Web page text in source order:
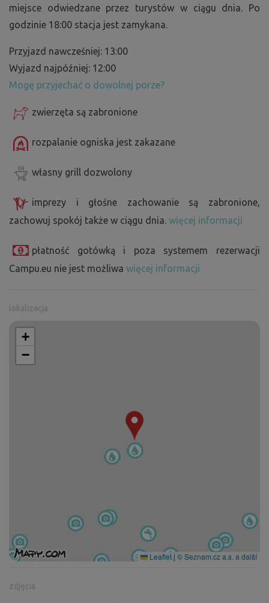
miejsce odwiedzane przez turystów w ciągu dnia. Po
godzinie 18:00 stacja jest zamykana.
Przyjazd nawcześniej: 13:00
Wyjazd najpóźniej: 12:00
Mogę przyjechać o dowolnej porze?
zwierzęta są zabronione
rozpalanie ogniska jest zakazane
własny grill dozwolony
imprezy i głośne zachowanie są zabronione,
zachowuj spokój także w ciągu dnia. więcej informacji
płatność gotówką i poza systemem rezerwacji
Campu.eu nie jest możliwa więcej informacji
lokalizacja
+
−
Leaflet | © Seznam.cz a.s. a další
zdjęcia